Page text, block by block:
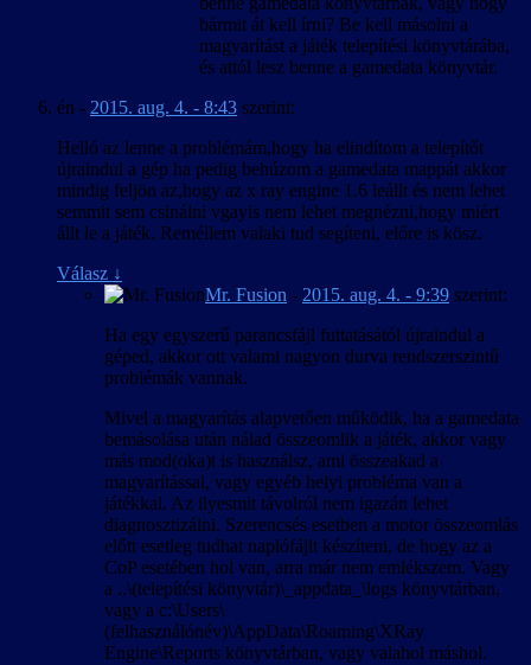
bármit át kell írni? Be kell másolni a
magyarítást a játék telepítési könyvtárába,
és attól lesz benne a gamedata könyvtár.
én - 2015. aug. 4. - 8:43 szerint:
Helló az lenne a problémám,hogy ha elindítom a telepítőt
újraindul a gép ha pedig behúzom a gamedata mappát akkor
mindig feljön az,hogy az x ray engine 1.6 leállt és nem lehet
semmit sem csinálni vgayis nem lehet megnézni,hogy miért
állt le a játék. Reméllem valaki tud segíteni, előre is kösz.
Válasz ↓
Mr. Fusion - 2015. aug. 4. - 9:39 szerint:
Ha egy egyszerű parancsfájl futtatásától újraindul a
géped, akkor ott valami nagyon durva rendszerszintű
problémák vannak.
Mivel a magyarítás alapvetően működik, ha a gamedata
bemásolása után nálad összeomlik a játék, akkor vagy
más mod(oka)t is használsz, ami összeakad a
magyarítással, vagy egyéb helyi probléma van a
játékkal. Az ilyesmit távolról nem igazán lehet
diagnosztizálni. Szerencsés esetben a motor összeomlás
előtt esetleg tudhat naplófájlt készíteni, de hogy az a
CoP esetében hol van, arra már nem emlékszem. Vagy
a ..\(telepítési könyvtár)\_appdata_\logs könyvtárban,
vagy a c:\Users\
(felhasználónév)\AppData\Roaming\XRay
Engine\Reports könyvtárban, vagy valahol máshol.